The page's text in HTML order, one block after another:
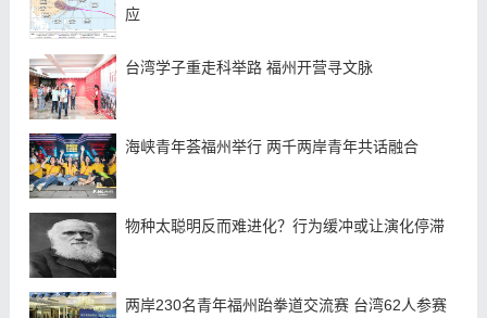
应
台湾学子重走科举路 福州开营寻文脉
海峡青年荟福州举行 两千两岸青年共话融合
物种太聪明反而难进化？行为缓冲或让演化停滞
两岸230名青年福州跆拳道交流赛 台湾62人参赛